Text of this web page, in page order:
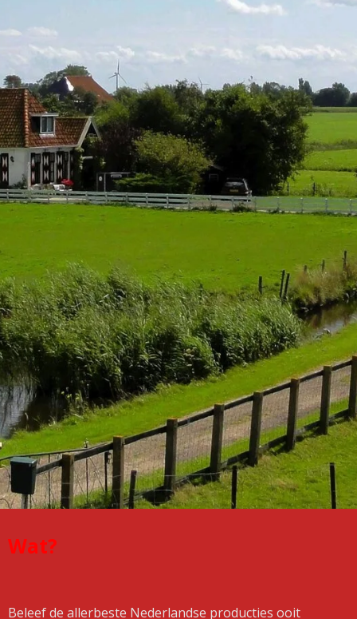
Wat?
Beleef de allerbeste Nederlandse producties ooit